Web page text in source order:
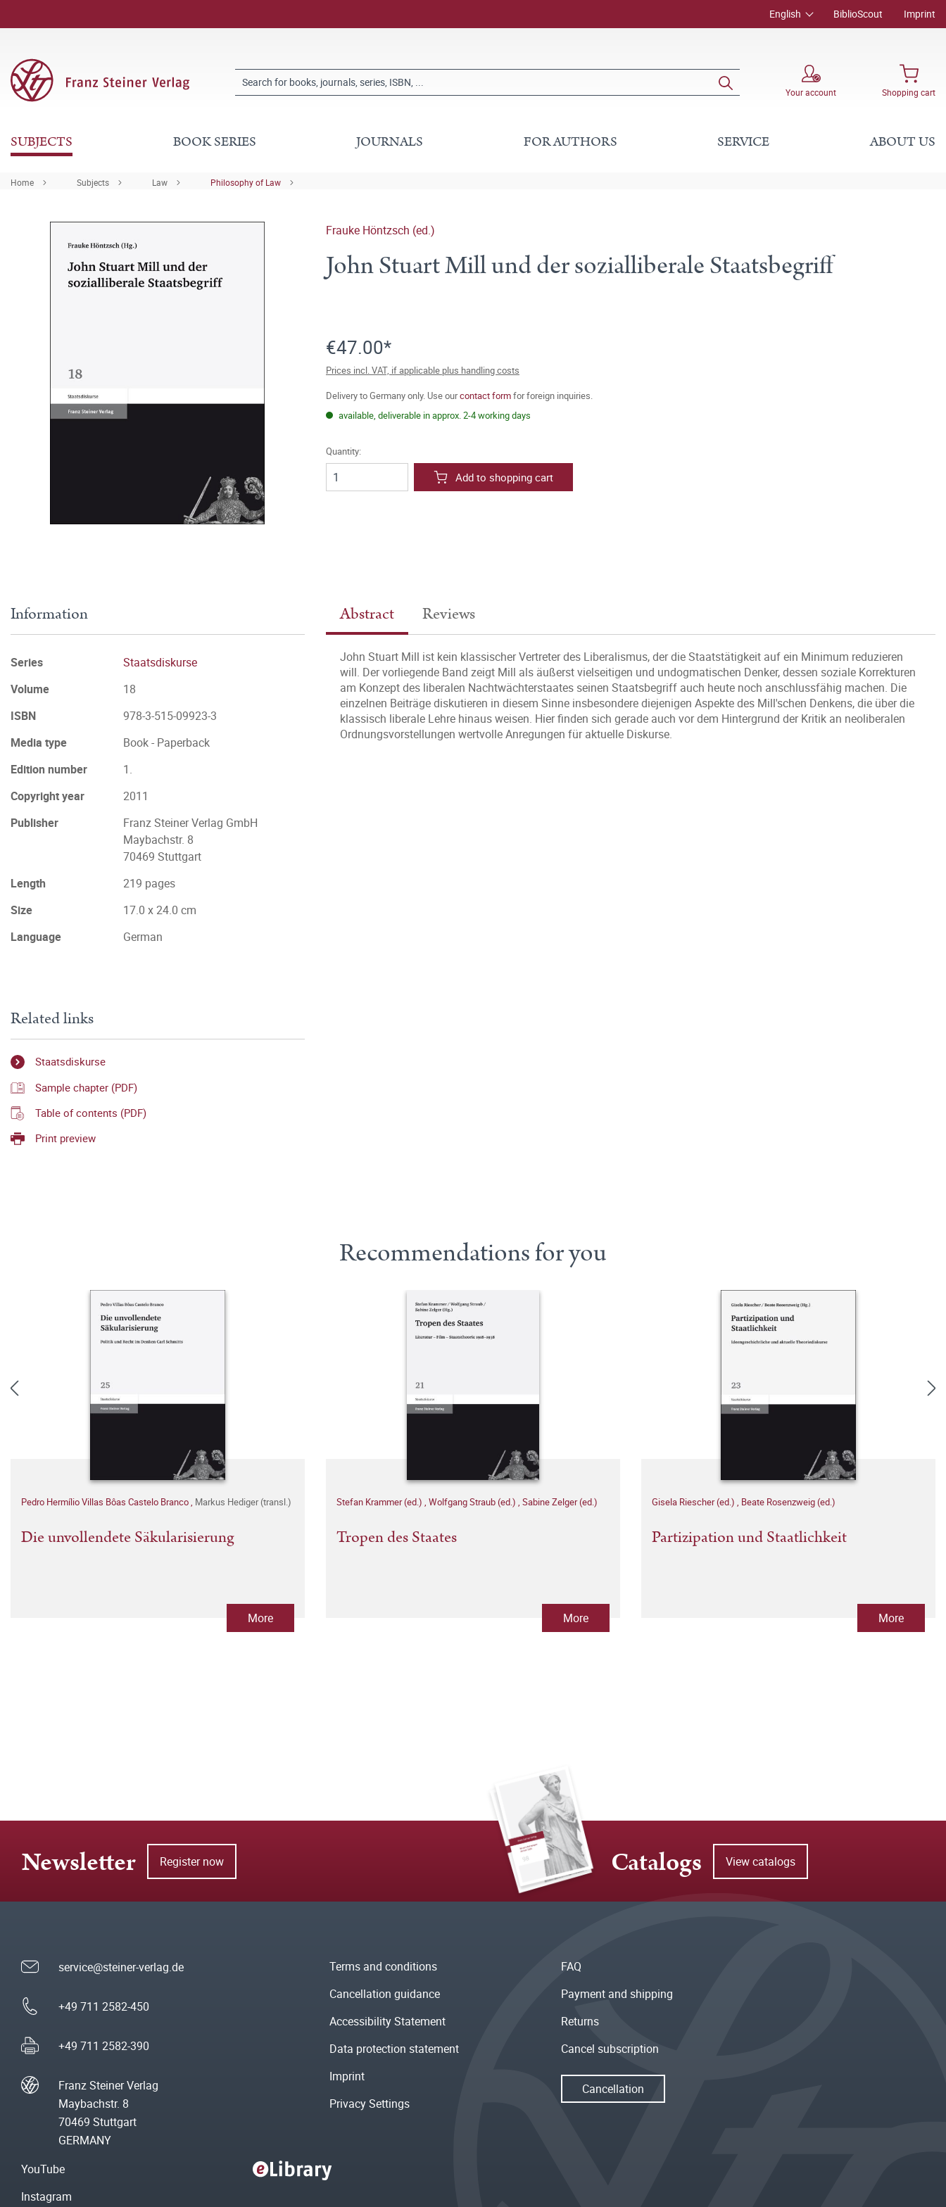
English BiblioScout Imprint
Your account Shopping cart
SUBJECTS BOOK SERIES JOURNALS FOR AUTHORS SERVICE ABOUT US
Home Subjects Law Philosophy of Law
Frauke Höntzsch (ed.)
John Stuart Mill und der sozialliberale Staatsbegriff
€47.00*
Prices incl. VAT, if applicable plus handling costs
Delivery to Germany only. Use ourcontact formfor foreign inquiries.
available, deliverable in approx. 2-4 working days
Quantity:
Add to shopping cart
Abstract Reviews
John Stuart Mill ist kein klassischer Vertreter des Liberalismus, der die Staatstätigkeit auf ein Minimum reduzieren
will. Der vorliegende Band zeigt Mill als äußerst vielseitigen und undogmatischen Denker, dessen soziale Korrekturen
am Konzept des liberalen Nachtwächterstaates seinen Staatsbegriff auch heute noch anschlussfähig machen. Die
einzelnen Beiträge diskutieren in diesem Sinne insbesondere diejenigen Aspekte des Mill'schen Denkens, die über die
klassisch liberale Lehre hinaus weisen. Hier finden sich gerade auch vor dem Hintergrund der Kritik an neoliberalen
Ordnungsvorstellungen wertvolle Anregungen für aktuelle Diskurse.
Information
Series
Staatsdiskurse
Volume
18
ISBN
978-3-515-09923-3
Media type
Book - Paperback
Edition number
1.
Copyright year
2011
Publisher
Franz Steiner Verlag GmbH
Maybachstr. 8
70469 Stuttgart
Length
219 pages
Size
17.0 x 24.0 cm
Language
German
Related links
Staatsdiskurse
Sample chapter (PDF)
Table of contents (PDF)
Print preview
Recommendations for you
Pedro Hermílio Villas Bôas Castelo Branco, Markus Hediger (transl.)
Die unvollendete Säkularisierung
More
Stefan Krammer (ed.) , Wolfgang Straub (ed.) , Sabine Zelger (ed.)
Tropen des Staates
More
Gisela Riescher (ed.) , Beate Rosenzweig (ed.)
Partizipation und Staatlichkeit
More
Newsletter Register now Catalogs View catalogs
service@steiner-verlag.de
+49 711 2582-450
+49 711 2582-390
Franz Steiner Verlag
Maybachstr. 8
70469 Stuttgart
GERMANY
Terms and conditions
Cancellation guidance
Accessibility Statement
Data protection statement
Imprint
Privacy Settings
FAQ
Payment and shipping
Returns
Cancel subscription
Cancellation
YouTube
Instagram